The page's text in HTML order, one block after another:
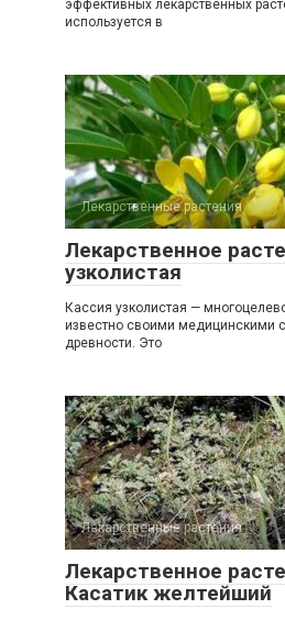
эффективных лекарственных
используется в
Лекарственные растения
Лекарственное
узколистая
Кассия узколистая —
известно своими медицинскими
древности. Это
Лекарственные растения
Лекарственное
Касатик желтейший